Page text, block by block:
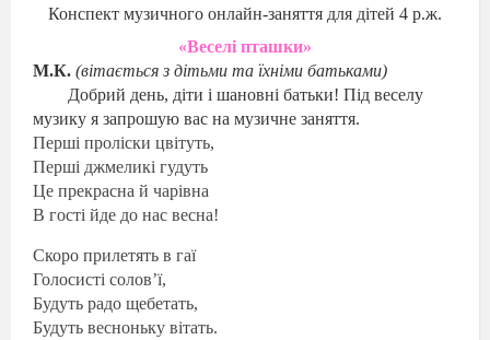
Конспект музичного онлайн-заняття для дітей 4 р.ж.
«Веселі пташки»
М.К. (вітається з дітьми та їхніми батьками)
Добрий день, діти і шановні батьки! Під веселу
музику я запрошую вас на музичне заняття.
Перші проліски цвітуть,
Перші джмеликі гудуть
Це прекрасна й чарівна
В гості йде до нас весна!
Скоро прилетять в гаї
Голосисті солов’ї,
Будуть радо щебетать,
Будуть весноньку вітать.